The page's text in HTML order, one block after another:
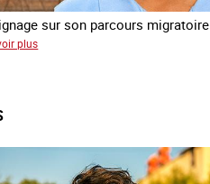
sur son parcours migratoire
plus